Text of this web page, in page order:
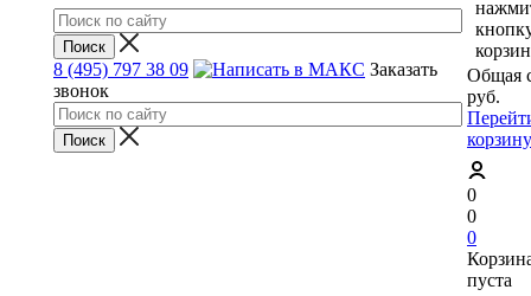
8 (495) 797 38 09
Заказать
звонок
Общая
руб.
корзину
0
0
0
пуста